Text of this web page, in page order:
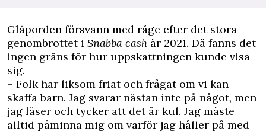
Glåporden försvann med råge efter det stora
genombrottet i Snabba cash år 2021. Då fanns det
ingen gräns för hur uppskattningen kunde visa
sig.
– Folk har liksom friat och frågat om vi kan
skaffa barn. Jag svarar nästan inte på något, men
jag läser och tycker att det är kul. Jag måste
alltid påminna mig om varför jag håller på med